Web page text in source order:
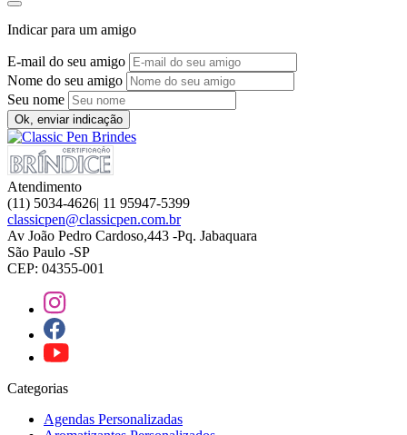
Indicar para um amigo
E-mail do seu amigo
Nome do seu amigo
Seu nome
Ok, enviar indicação
Atendimento
(11) 5034-4626| 11 95947-5399
classicpen@classicpen.com.br
Av João Pedro Cardoso,443 -Pq. Jabaquara
São Paulo -SP
CEP: 04355-001
Categorias
Agendas Personalizadas